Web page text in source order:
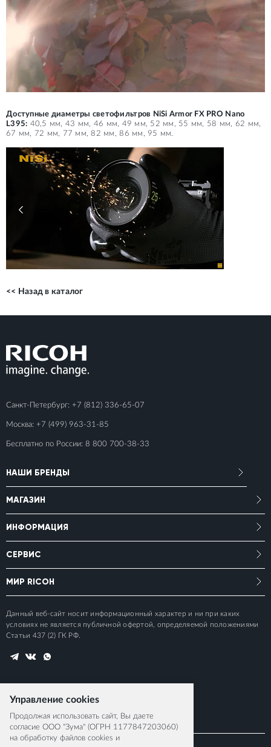
Доступные диаметры светофильтров NiSi Armor FX PRO Nano
L395: 40,5 мм, 43 мм, 46 мм, 49 мм, 52 мм, 55 мм, 58 мм, 62 мм,
67 мм, 72 мм, 77 мм, 82 мм, 86 мм, 95 мм.
<< Назад в каталог
Санкт-Петербург: +7 (812) 336-65-07
Москва: +7 (499) 963-31-85
Бесплатно по России: 8 800 700-38-33
НАШИ БРЕНДЫ
МАГАЗИН
ИНФОРМАЦИЯ
СЕРВИС
МИР RICOH
Данный веб-сайт носит информационный характер и ни при каких
условиях не является публичной офертой, определяемой положениями
Статьи 437 (2) ГК РФ.
Управление cookies
Продолжая использовать сайт, Вы даете
согласие ООО "Зума" (ОГРН 1177847203060)
на обработку файлов cookies и